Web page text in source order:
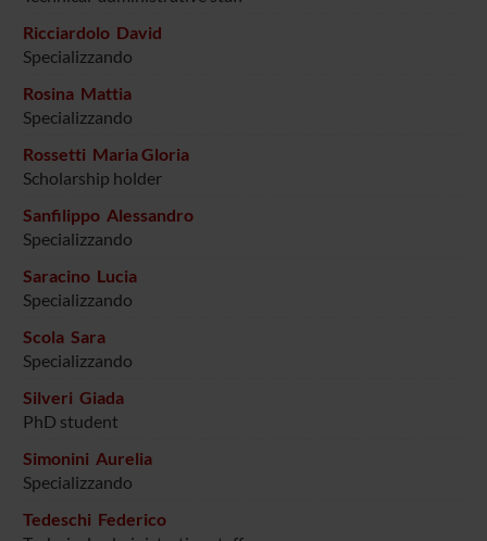
Ricciardolo David
Specializzando
Rosina Mattia
Specializzando
Rossetti Maria Gloria
Scholarship holder
Sanfilippo Alessandro
Specializzando
Saracino Lucia
Specializzando
Scola Sara
Specializzando
Silveri Giada
PhD student
Simonini Aurelia
Specializzando
Tedeschi Federico